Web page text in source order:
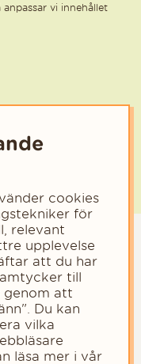
vi innehållet
Norden AB
cookies
för
relevant
upplevelse
att du har
till
genom att
Du kan
vilka
läsa mer i vår